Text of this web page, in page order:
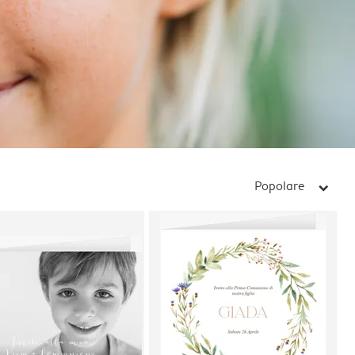
Popolare arrow_right